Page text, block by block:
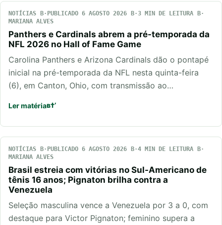
NOTÍCIAS PUBLICADO 6 AGOSTO 2026
3 MIN DE LEITURA
MARIANA ALVES
Panthers e Cardinals abrem a pré-temporada da
NFL 2026 no Hall of Fame Game
Carolina Panthers e Arizona Cardinals dão o pontapé
inicial na pré-temporada da NFL nesta quinta-feira
(6), em Canton, Ohio, com transmissão ao…
Ler matéria
NOTÍCIAS PUBLICADO 6 AGOSTO 2026
4 MIN DE LEITURA
MARIANA ALVES
Brasil estreia com vitórias no Sul-Americano de
tênis 16 anos; Pignaton brilha contra a
Venezuela
Seleção masculina vence a Venezuela por 3 a 0, com
destaque para Victor Pignaton; feminino supera a